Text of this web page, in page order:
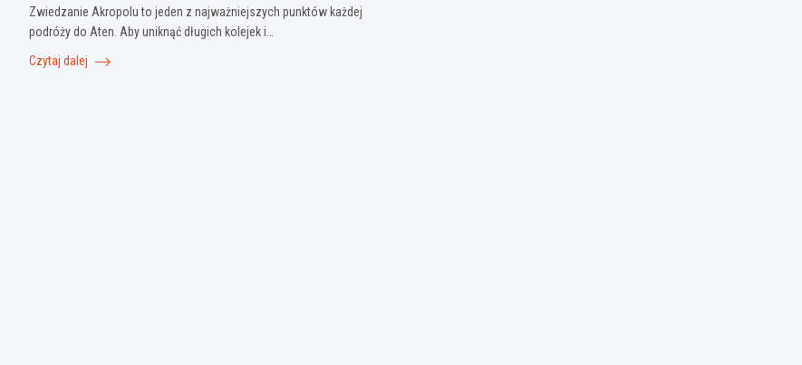
Zwiedzanie Akropolu to jeden z najważniejszych punktów każdej
podróży do Aten. Aby uniknąć długich kolejek i…
Czytaj dalej